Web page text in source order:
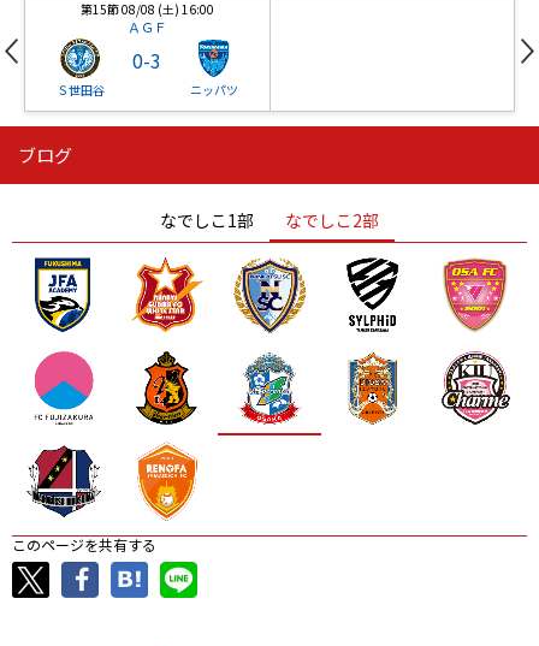
第15節 08/08 (土) 16:00
ＡＧＦ
Ｓ世田谷
0-3
ニッパツ
ニッパツ
ニッパツ 名古屋
石人の星
静岡 愛媛Ｌ
ブログ
なでしこ1部 なでしこ2部
このページを共有する